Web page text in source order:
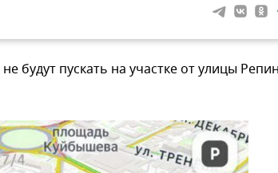
будут пускать на участке от улицы